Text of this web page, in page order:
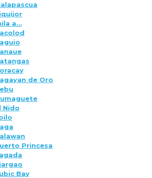
a…
de Oro
Nido
Princesa
Bay